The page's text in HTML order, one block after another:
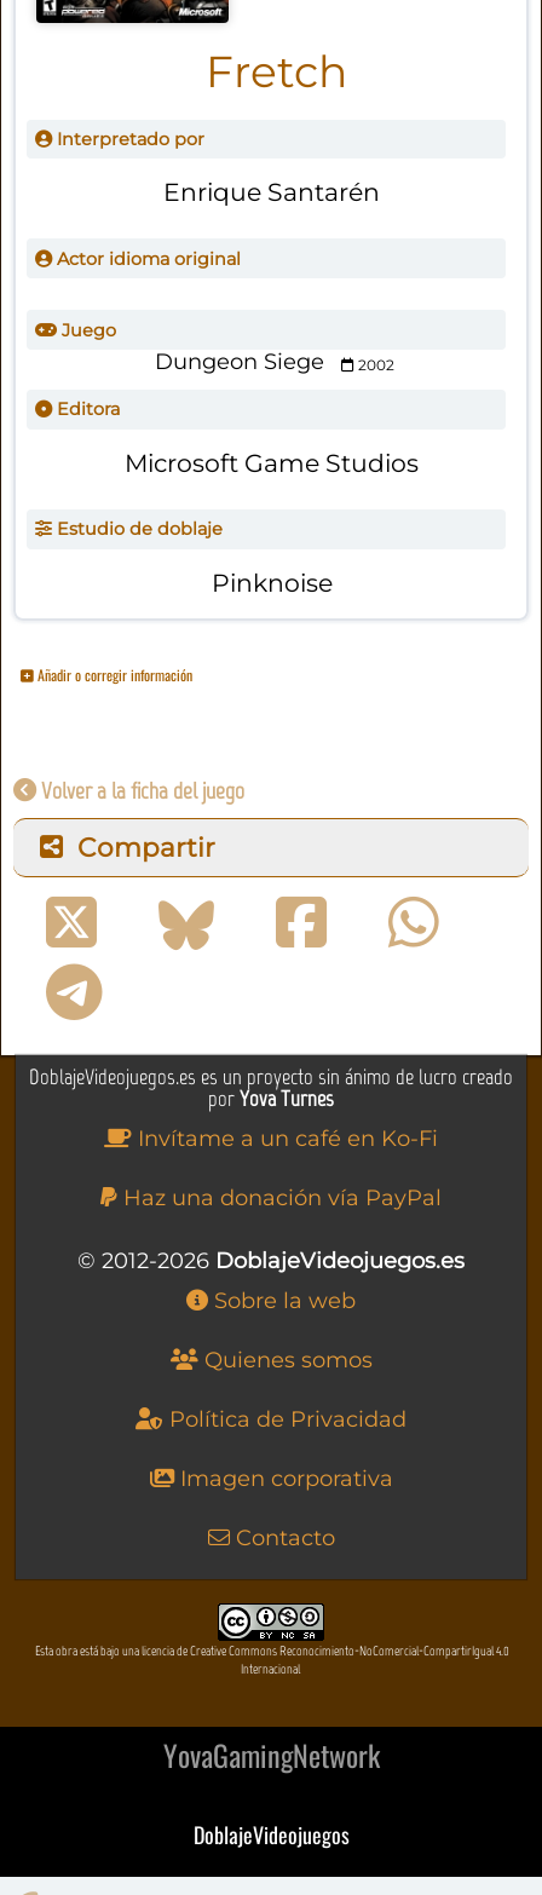
Fretch
Interpretado por
Enrique Santarén
Actor idioma original
Juego
Dungeon Siege 2002
Editora
Microsoft Game Studios
Estudio de doblaje
Pinknoise
Añadir o corregir información
Volver a la ficha del juego
Compartir
DoblajeVideojuegos.es es un proyecto sin ánimo de lucro creado
porYova Turnes
Invítame a un café en Ko-Fi
Haz una donación vía PayPal
© 2012-2026 DoblajeVideojuegos.es
Sobre la web
Quienes somos
Política de Privacidad
Imagen corporativa
Contacto
Esta obra está bajo una licencia de Creative Commons Reconocimiento-NoComercial-CompartirIgual 4.0
Internacional
YovaGamingNetwork
DoblajeVideojuegos
DeVuego